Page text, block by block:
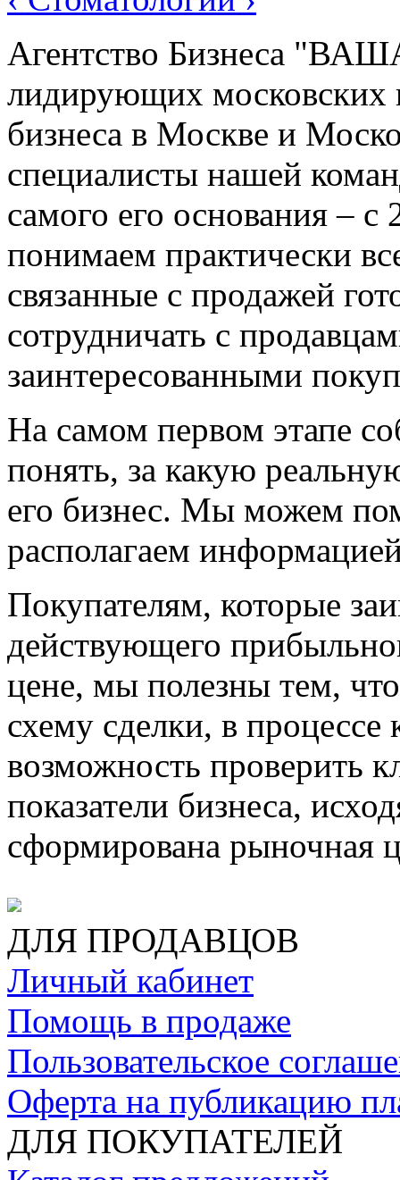
Агентство Бизнеса
лидирующих московских
бизнеса в Москве и
специалисты нашей
самого его основания –
понимаем практически
связанные с продажей
сотрудничать с
заинтересованными
На самом первом этапе
понять, за какую
его бизнес. Мы можем
располагаем
Покупателям, которые
действующего
цене, мы полезны тем,
схему сделки, в процессе
возможность проверить
показатели бизнеса,
сформирована рыночная
ДЛЯ ПРОДАВЦОВ
Личный кабинет
Помощь в продаже
Пользовательское
Оферта на публикацию
ДЛЯ ПОКУПАТЕЛЕЙ